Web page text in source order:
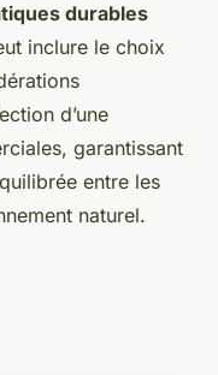
durables
inclure le choix
d’une
garantissant
entre les
naturel.